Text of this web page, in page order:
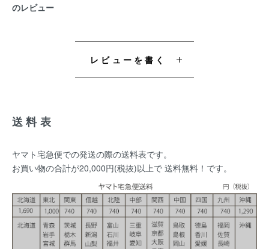
のレビュー
レビューを書く
送料表
ヤマト宅急便での発送の際の送料表です。
お買い物の合計が20,000円(税抜)以上で 送料無料！です。